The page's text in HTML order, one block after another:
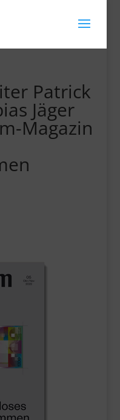
Patrick
Jäger
Magazin